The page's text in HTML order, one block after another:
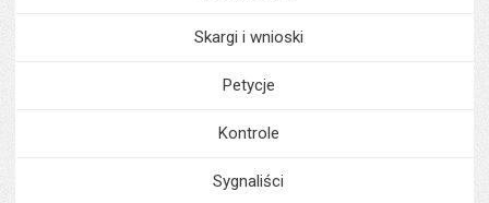
Skargi i wnioski
Petycje
Kontrole
Sygnaliści